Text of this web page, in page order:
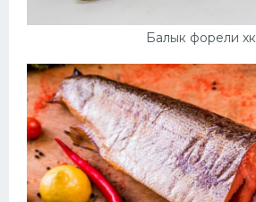
Балык форели хк